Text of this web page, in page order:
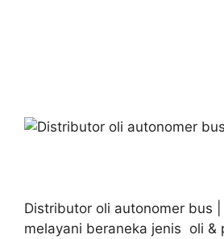
Distributor oli autonomer bus |
melayani beraneka jenis oli &